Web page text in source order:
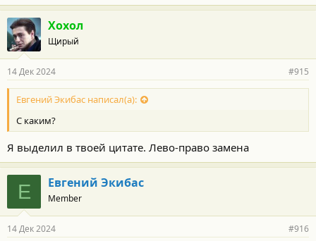
Хохол
Щирый
14 Дек 2024 #915
Евгений Экибас написал(а):
С каким?
Я выделил в твоей цитате. Лево-право замена
Е Евгений Экибас
Member
14 Дек 2024 #916